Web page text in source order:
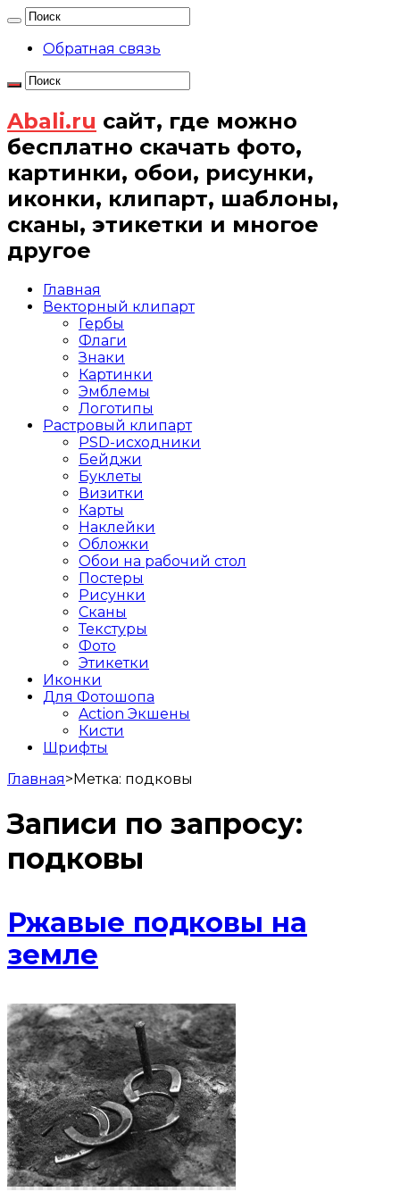
Обратная связь
Abali.ru сайт, где можно
бесплатно скачать фото,
картинки, обои, рисунки,
иконки, клипарт, шаблоны,
сканы, этикетки и многое
другое
Главная
Векторный клипарт
Гербы
Флаги
Знаки
Картинки
Эмблемы
Логотипы
Растровый клипарт
PSD-исходники
Бейджи
Буклеты
Визитки
Карты
Наклейки
Обложки
Обои на рабочий стол
Постеры
Рисунки
Сканы
Текстуры
Фото
Этикетки
Иконки
Для Фотошопа
Action Экшены
Кисти
Шрифты
Главная>Метка: подковы
Записи по запросу:
подковы
Ржавые подковы на
земле